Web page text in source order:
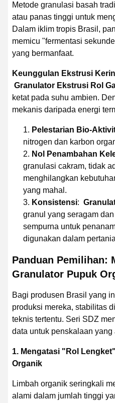
Metode granulasi basah
atau panas tinggi untuk
Dalam iklim tropis Brasil,
memicu "fermentasi
yang bermanfaat.
Keunggulan Ekstrusi
Granulator Ekstrusi Rol
ketat pada suhu ambien.
mekanis daripada energi
Pelestarian Bio-
nitrogen dan karbon
Nol Penambahan
granulasi cakram, tidak
menghilangkan
yang mahal.
Konsistensi:
granul yang seragam
sempurna untuk
digunakan dalam
Panduan Pemilihan:
Granulator Pupuk
Bagi produsen Brasil yang
produksi mereka, stabilitas
teknis tertentu. Seri SDZ
data untuk penskalaan yang
1. Mengatasi "Rol
Organik
Limbah organik seringkali
alami dalam jumlah tinggi